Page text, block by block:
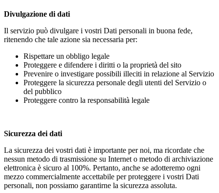
Divulgazione di dati
Il servizio può divulgare i vostri Dati personali in buona fede,
ritenendo che tale azione sia necessaria per:
Rispettare un obbligo legale
Proteggere e difendere i diritti o la proprietà del sito
Prevenire o investigare possibili illeciti in relazione al Servizio
Proteggere la sicurezza personale degli utenti del Servizio o
del pubblico
Proteggere contro la responsabilità legale
Sicurezza dei dati
La sicurezza dei vostri dati è importante per noi, ma ricordate che
nessun metodo di trasmissione su Internet o metodo di archiviazione
elettronica è sicuro al 100%. Pertanto, anche se adotteremo ogni
mezzo commercialmente accettabile per proteggere i vostri Dati
personali, non possiamo garantirne la sicurezza assoluta.